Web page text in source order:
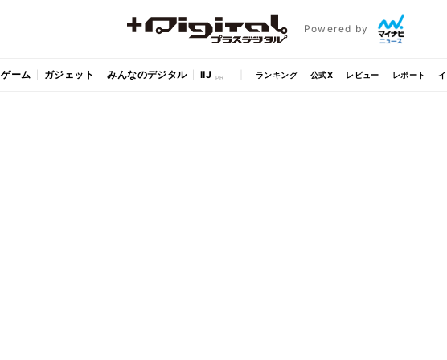
Powered by
ゲーム ガジェット みんなのデジタル IIJ ランキング 公式X レビュー レポート